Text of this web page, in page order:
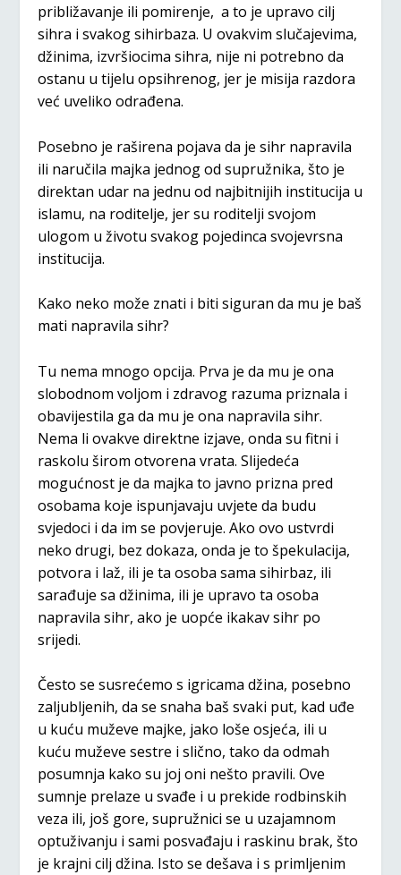
približavanje ili pomirenje, a to je upravo cilj
sihra i svakog sihirbaza. U ovakvim slučajevima,
džinima, izvršiocima sihra, nije ni potrebno da
ostanu u tijelu opsihrenog, jer je misija razdora
već uveliko odrađena.
Posebno je raširena pojava da je sihr napravila
ili naručila majka jednog od supružnika, što je
direktan udar na jednu od najbitnijih institucija u
islamu, na roditelje, jer su roditelji svojom
ulogom u životu svakog pojedinca svojevrsna
institucija.
Kako neko može znati i biti siguran da mu je baš
mati napravila sihr?
Tu nema mnogo opcija. Prva je da mu je ona
slobodnom voljom i zdravog razuma priznala i
obavijestila ga da mu je ona napravila sihr.
Nema li ovakve direktne izjave, onda su fitni i
raskolu širom otvorena vrata. Slijedeća
mogućnost je da majka to javno prizna pred
osobama koje ispunjavaju uvjete da budu
svjedoci i da im se povjeruje. Ako ovo ustvrdi
neko drugi, bez dokaza, onda je to špekulacija,
potvora i laž, ili je ta osoba sama sihirbaz, ili
sarađuje sa džinima, ili je upravo ta osoba
napravila sihr, ako je uopće ikakav sihr po
srijedi.
Često se susrećemo s igricama džina, posebno
zaljubljenih, da se snaha baš svaki put, kad uđe
u kuću muževe majke, jako loše osjeća, ili u
kuću muževe sestre i slično, tako da odmah
posumnja kako su joj oni nešto pravili. Ove
sumnje prelaze u svađe i u prekide rodbinskih
veza ili, još gore, supružnici se u uzajamnom
optuživanju i sami posvađaju i raskinu brak, što
je krajni cilj džina. Isto se dešava i s primljenim